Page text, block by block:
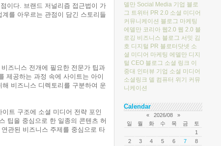
이다. 브랜드 저널리즘 접근법이 가
를 아우르는 관점이 담긴 스토리들
즈니스 전개에 필요한 전문가 팁과
제공하는 과정 속에 사이트는 아이
비즈니스 디렉토리를 구분하여 운
트 구조에 소셜 미디어 전략 포인
팁을 중심으로 한 일종의 콘텐츠 허
관된 비즈니스 주제를 중심으로 타
델만 Social Media 기업 블로
그 트위터 PR 2.0 소셜 미디어
커뮤니케이션 블로그 마케팅
에델만 코리아 웹2.0 웹 2.0 블
로깅 비즈니스 블로그 서밋 김
호 디지털 PR 블로터닷넷 소
셜 미디어 마케팅 에델만 디지
털 CEO 블로그 소셜 링크 이
중대 인터뷰 기업 소셜 미디어
소셜링크 델 컴퓨터 위기 커뮤
니케이션
Calendar
« 2026/08
»
일
월 화 수 목 금
토
1
2
3 4 5 6 7
8